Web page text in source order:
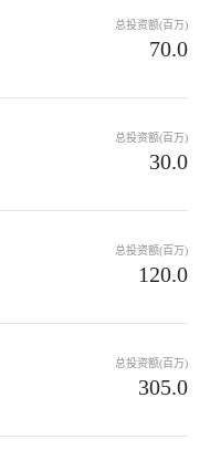
总投资额(百万)
70.0
总投资额(百万)
30.0
总投资额(百万)
120.0
总投资额(百万)
305.0